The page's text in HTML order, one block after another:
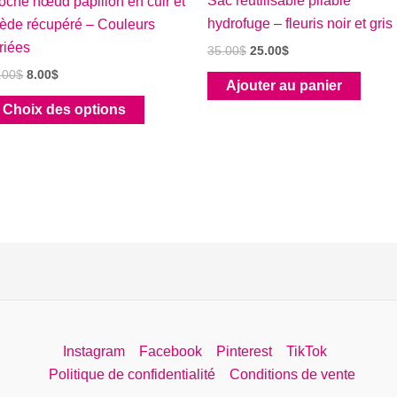
récupéré – Couleurs
$ Le
initial
était :
8.00$Le
actuel
est :
Choix des options
Ce
produit
la
page
hydrofuge – fleuris noir et gris
35.00$ Le
initial
était :
25.00$Le
actuel
est :
Ajouter au panier
Instagram Facebook Pinterest
TikTok
Politique de confidentialité
Conditions de vente